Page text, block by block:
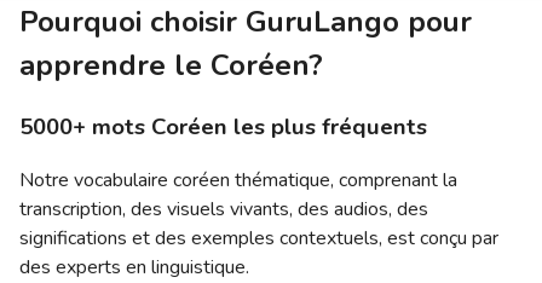
Pourquoi choisir GuruLango pour
apprendre le Coréen?
5000+ mots Coréen les plus fréquents
Notre vocabulaire coréen thématique, comprenant la
transcription, des visuels vivants, des audios, des
significations et des exemples contextuels, est conçu par
des experts en linguistique.